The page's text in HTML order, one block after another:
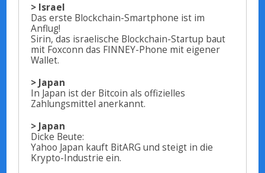
> Israel
Das erste Blockchain-Smartphone ist im
Anflug!
Sirin, das israelische Blockchain-Startup baut
mit Foxconn das FINNEY-Phone mit eigener
Wallet.
> Japan
In Japan ist der Bitcoin als offizielles
Zahlungsmittel anerkannt.
> Japan
Dicke Beute:
Yahoo Japan kauft BitARG und steigt in die
Krypto-Industrie ein.